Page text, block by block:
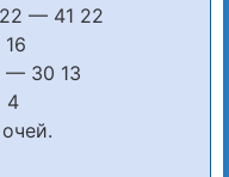
22 — 41 22
— 30 13
4